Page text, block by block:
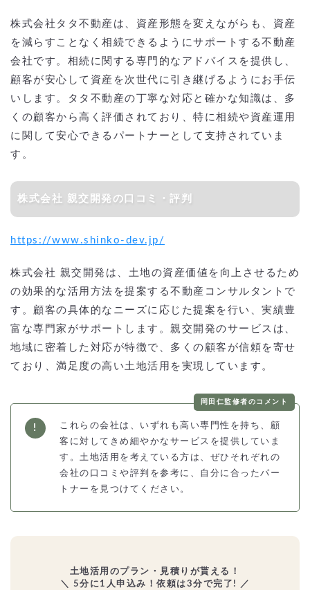
株式会社タタ不動産は、資産形態を変えながらも、資産
を減らすことなく相続できるようにサポートする不動産
会社です。相続に関する専門的なアドバイスを提供し、
顧客が安心して資産を次世代に引き継げるようにお手伝
いします。タタ不動産の丁寧な対応と確かな知識は、多
くの顧客から高く評価されており、特に相続や資産運用
に関して安心できるパートナーとして支持されていま
す。
株式会社 親交開発の口コミ・評判
https://www.shinko-dev.jp/
株式会社 親交開発は、土地の資産価値を向上させるため
の効果的な活用方法を提案する不動産コンサルタントで
す。顧客の具体的なニーズに応じた提案を行い、実績豊
富な専門家がサポートします。親交開発のサービスは、
地域に密着した対応が特徴で、多くの顧客が信頼を寄せ
ており、満足度の高い土地活用を実現しています。
岡田仁監修者のコメント
これらの会社は、いずれも高い専門性を持ち、顧
客に対してきめ細やかなサービスを提供していま
す。土地活用を考えている方は、ぜひそれぞれの
会社の口コミや評判を参考に、自分に合ったパー
トナーを見つけてください。
土地活用のプラン・見積りが貰える！
＼ 5分に1人申込み！依頼は3分で完了! ／